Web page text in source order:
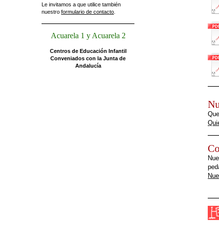
Le invitamos a que utilice también
nuestro formulario de contacto
Acuarela 1 y Acuarela 2
Centros de Educación Infantil
Conveniados con la Junta de
Andalucía